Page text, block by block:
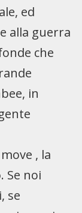
ed
alla guerra
che
in
, la
Se noi
se